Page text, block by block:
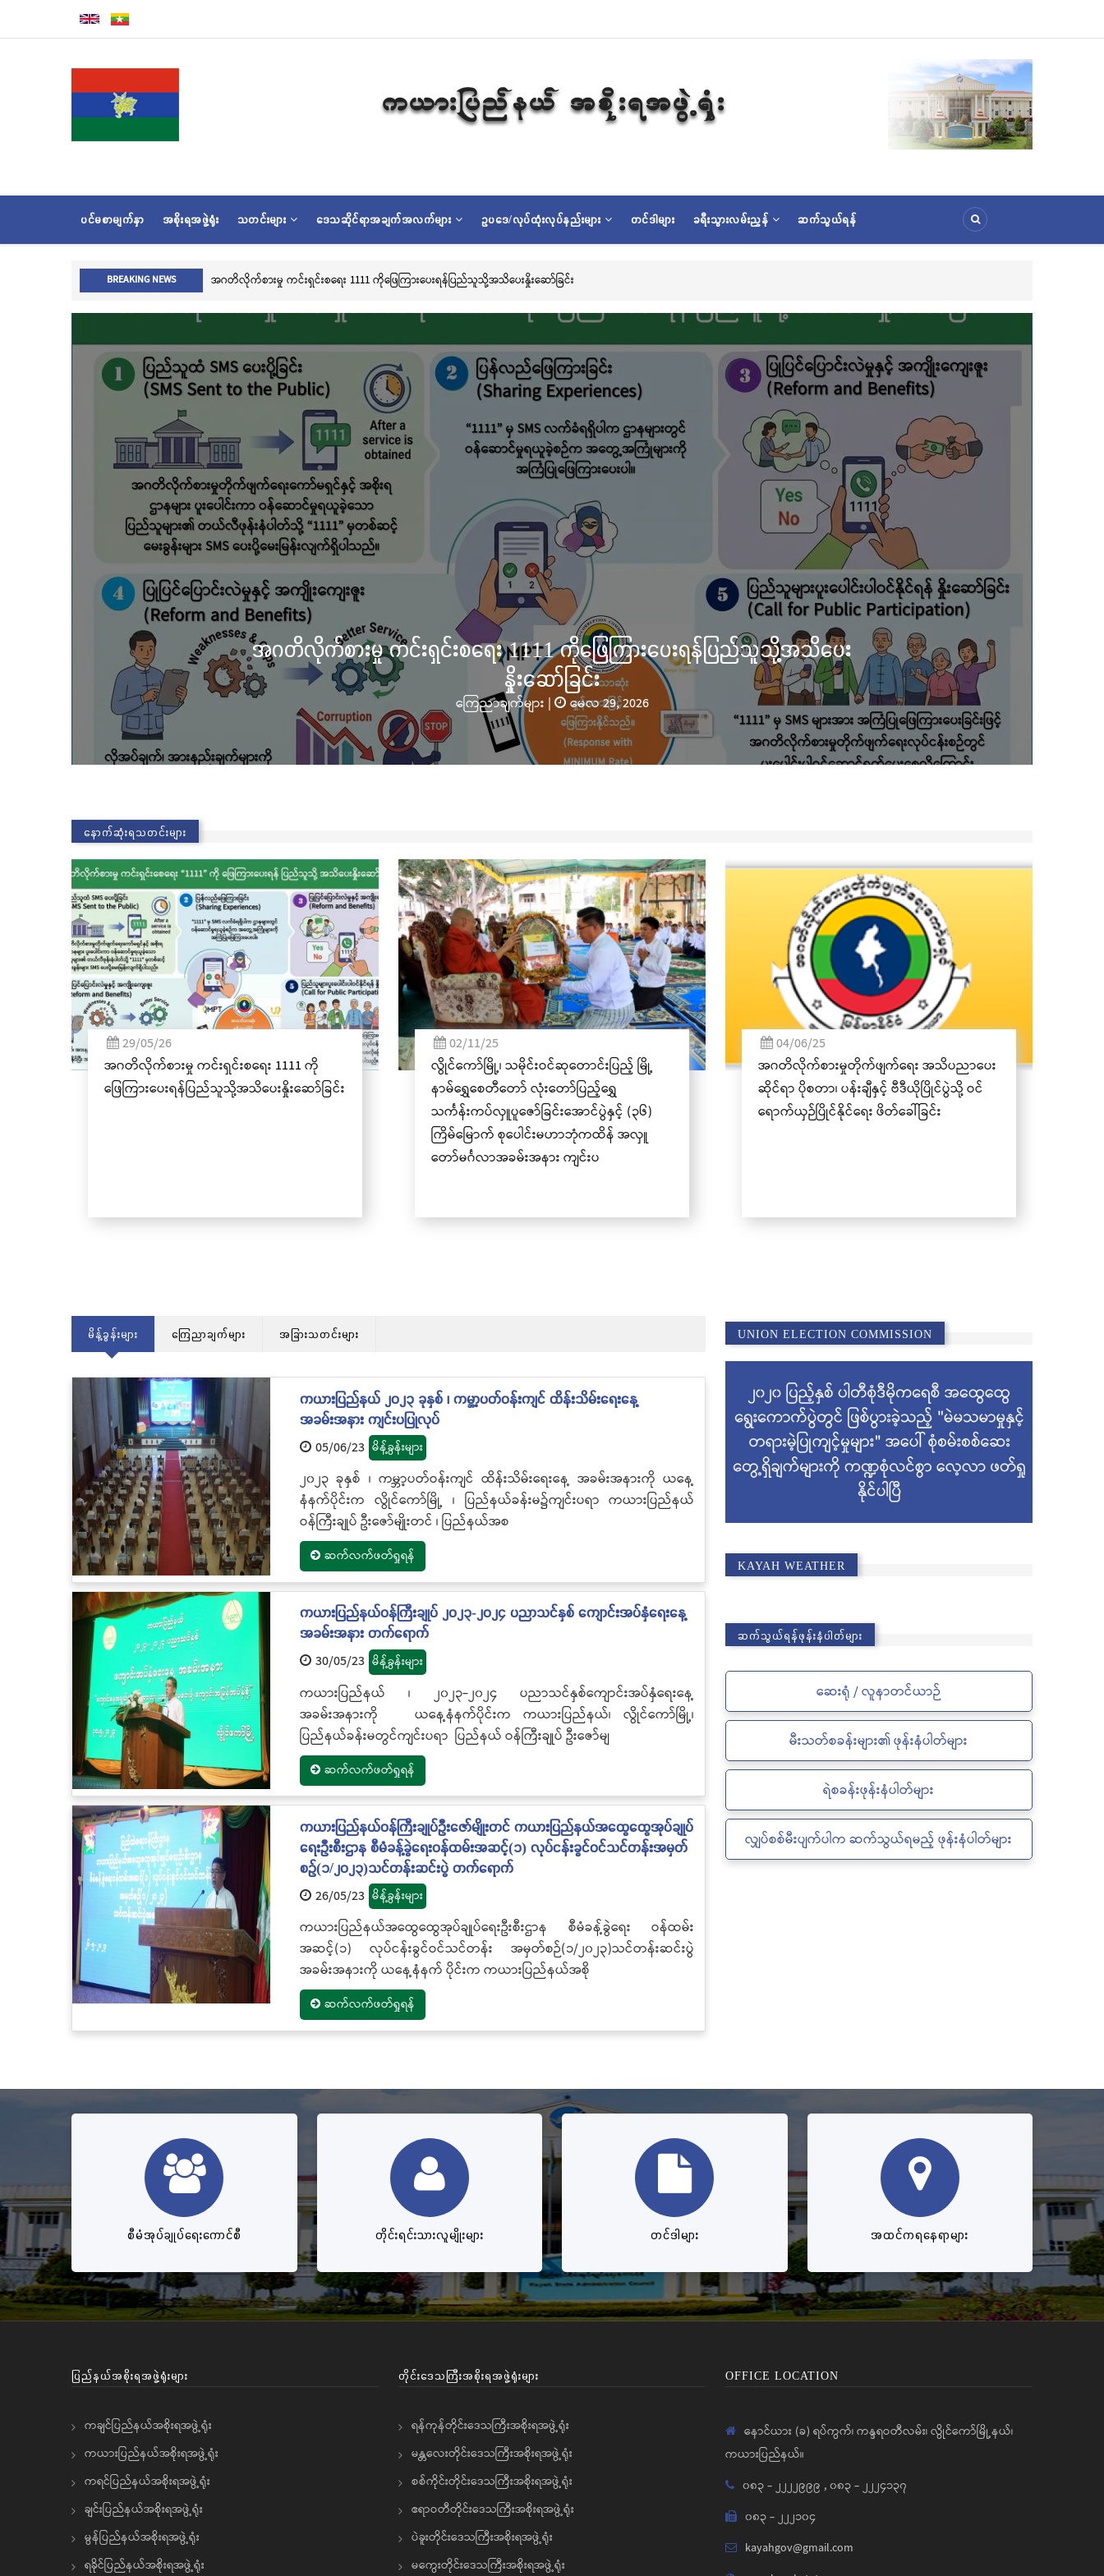
MAIN
NAVIGATION
ပင်မစာမျက်နှာ အစိုးရအဖွဲ့ရုံး သတင်းများ ဒေသဆိုင်ရာအချက်အလက်များ ဥပဒေ/လုပ်ထုံးလုပ်နည်းများ တင်ဒါများ ခရီးသွားလမ်းညွှန် ဆက်သွယ်ရန်
BREAKING NEWS လွိုင်ကော်မြို့၊ သမိုင်းဝင်ဆုတောင်းပြည့် မြို့နာမ်ရွှေစေတီတော် လုံးတော်ပြည့်ရွှေသင်္ကန်းကပ်လှူပူဇော်ခြင်းအောင်ပွဲနှင့် (၃၆) ကြိမ်မြောက် စုပေါင်းမဟာဘုံကထိန် အလှူတော်မင်္ဂလာအခမ်းအန
လွိုင်ကော်မြို့၊ သမိုင်းဝင်ဆုတောင်းပြည့် မြို့နာမ်ရွှေစေတီတော် လုံးတော်ပြည့်ရွှေ
သင်္ကန်းကပ်လှူပူဇော်ခြင်းအောင်ပွဲနှင့် (၃၆) ကြိမ်မြောက် စုပေါင်းမဟာဘုံကထိန်
အလှူတော်မင်္ဂလာအခမ်းအနား ကျင်းပ
သတင်းများ
နိုဝင်ဘာလ 02, 2025
ကယားပြည်နယ်၊ လွိုင်ကော်မြို့ ကျက်သရေဆောင် သမိုင်းဝင်ဆုတောင်းပြည့် မြို့နာမ် ရွှေစေတီ
တော် လုံးတော်ပြည့် ရွှေသင်္ကန်းကပ်လှူပူဇော်ခြင်းအောင်ပွဲနှင့် ပြည်နယ်အစိုးရအဖွဲ့က ကြီးမှူး၍
(၃၆)ကြိမ်မြောက် စုပေါ
နောက်ဆုံးရသတင်းများ
လွိုင်ကော်မြို့၊ သမိုင်းဝင်ဆုတောင်းပြည့် မြို့
နာမ်ရွှေစေတီတော် လုံးတော်ပြည့်ရွှေ
အဂတိလိုက်စားမှုတိုက်ဖျက်ရေး အသိပညာပေး
ဆိုင်ရာ ပိုစတာ၊ ပန်းချီနှင့် ဗီဒီယိုပြိုင်ပွဲသို့ ဝင်
ရောက်ယှဉ်ပြိုင်နိုင်ရေး ဖိတ်ခေါ်ခြင်း
ဦးစီးဌာန၏ (၃၅)ကြိမ်မြောက် နှစ်ပတ်လည်နေ့
အထိမ်းအမှတ် အခမ်းအနား လွိုင်ကော်
မြို့၌ကျင်းပ
မိန့်ခွန်းများ ကြေညာချက်များ အခြားသတင်းများ
ကယားပြည်နယ် ၂၀၂၃ ခုနှစ် ၊ ကမ္ဘာ့ပတ်ဝန်းကျင် ထိန်းသိမ်းရေးနေ့
အခမ်းအနား ကျင်းပပြုလုပ်
05/06/23 မိန့်ခွန်းများ
၂၀၂၃ ခုနှစ် ၊ ကမ္ဘာ့ပတ်ဝန်းကျင် ထိန်းသိမ်းရေးနေ့ အခမ်းအနားကို ယနေ့
နံနက်ပိုင်းက လွိုင်ကော်မြို့ ၊ ပြည်နယ်ခန်းမ၌ကျင်းပရာ ကယားပြည်နယ်
ဝန်ကြီးချုပ် ဦးဇော်မျိုးတင် ၊ ပြည်နယ်အစ
ဆက်လက်ဖတ်ရှုရန်
ကယားပြည်နယ်ဝန်ကြီးချုပ် ၂၀၂၃-၂၀၂၄ ပညာသင်နှစ် ကျောင်းအပ်နှံရေးနေ့
အခမ်းအနား တက်ရောက်
30/05/23 မိန့်ခွန်းများ
ကယားပြည်နယ် ၊ ၂၀၂၃-၂၀၂၄ ပညာသင်နှစ်ကျောင်းအပ်နှံရေးနေ့
အခမ်းအနားကို ယနေ့နံနက်ပိုင်းက ကယားပြည်နယ်၊ လွိုင်ကော်မြို့၊
ပြည်နယ်ခန်းမတွင်ကျင်းပရာ ပြည်နယ် ဝန်ကြီးချုပ် ဦးဇော်မျ
ဆက်လက်ဖတ်ရှုရန်
ကယားပြည်နယ်ဝန်ကြီးချုပ်ဦးဇော်မျိုးတင် ကယားပြည်နယ်အထွေထွေအုပ်ချုပ်
ရေးဦးစီးဌာန စီမံခန့်ခွဲရေးဝန်ထမ်းအဆင့်(၁) လုပ်ငန်းခွင်ဝင်သင်တန်းအမှတ်
စဉ်(၁/၂၀၂၃)သင်တန်းဆင်းပွဲ တက်ရောက်
26/05/23 မိန့်ခွန်းများ
ကယားပြည်နယ်အထွေထွေအုပ်ချုပ်ရေးဦးစီးဌာန စီမံခန့်ခွဲရေး ဝန်ထမ်း
အဆင့်(၁) လုပ်ငန်းခွင်ဝင်သင်တန်း အမှတ်စဉ်(၁/၂၀၂၃)သင်တန်းဆင်းပွဲ
အခမ်းအနားကို ယနေ့နံနက် ပိုင်းက ကယားပြည်နယ်အစို
ဆက်လက်ဖတ်ရှုရန်
UNION ELECTION COMMISSION
KAYAH WEATHER
ဆက်သွယ်ရန်ဖုန်းနံပါတ်များ
ဆေးရုံ / လူနာတင်ယာဉ်
မီးသတ်စခန်းများ၏ ဖုန်းနံပါတ်များ
ရဲစခန်းဖုန်းနံပါတ်များ
လျှပ်စစ်မီးပျက်ပါက ဆက်သွယ်ရမည့် ဖုန်းနံပါတ်များ
စီမံအုပ်ချုပ်ရေးကောင်စီ တိုင်းရင်းသားလူမျိုးများ တင်ဒါများ အထင်ကရနေရာများ
ပြည်နယ်အစိုးရအဖွဲ့ရုံးများ
ကချင်ပြည်နယ်အစိုးရအဖွဲ့ရုံး
ကယားပြည်နယ်အစိုးရအဖွဲ့ရုံး
ကရင်ပြည်နယ်အစိုးရအဖွဲ့ရုံး
ချင်းပြည်နယ်အစိုးရအဖွဲ့ရုံး
မွန်ပြည်နယ်အစိုးရအဖွဲ့ရုံး
ရခိုင်ပြည်နယ်အစိုးရအဖွဲ့ရုံး
တိုင်းဒေသကြီးအစိုးရအဖွဲ့ရုံးများ
ရန်ကုန်တိုင်းဒေသကြီးအစိုးရအဖွဲ့ရုံး
မန္တလေးတိုင်းဒေသကြီးအစိုးရအဖွဲ့ရုံး
စစ်ကိုင်းတိုင်းဒေသကြီးအစိုးရအဖွဲ့ရုံး
ဧရာဝတီတိုင်းဒေသကြီးအစိုးရအဖွဲ့ရုံး
ပဲခူးတိုင်းဒေသကြီးအစိုးရအဖွဲ့ရုံး
မကွေးတိုင်းဒေသကြီးအစိုးရအဖွဲ့ရုံး
OFFICE LOCATION
နောင်ယား (ခ) ရပ်ကွက်၊ ကန္ဒရဝတီလမ်း၊ လွိုင်ကော်မြို့နယ်၊
ကယားပြည်နယ်။
၀၈၃ - ၂၂၂၂၉၉၉ ,၀၈၃ - ၂၂၂၄၁၃၇
၀၈၃ - ၂၂၂၁၀၄
kayahgov@gmail.com